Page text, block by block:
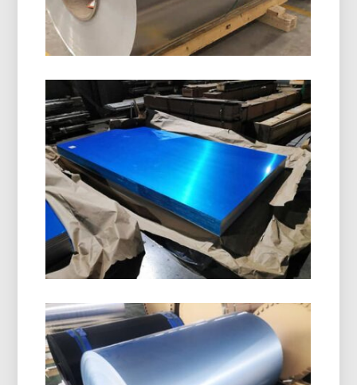
8011 Bobine De Fermeture En
Aluminium H14
8011 La bobine de fermeture en aluminium H14
est spécialement conçue pour la fabrication de
capsules de bouteilles, Bouchons ROPP,
bouchons à vis, et fermetures de boissons. Il offre
une excellente formabilité, résistance à la
corrosion, et une qualité de surface supérieure.
Qualité Marine 5086 Plaque
D'aluminium H116
Découvrez comment la qualité marine 5086 La